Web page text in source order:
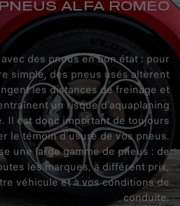
PNEUS ALFA ROMEO
des pneus en bon état : pour
simple, des pneus usés altèrent
les distances de freinage et
un risque d'aquaplaning
Il est donc important de toujours
le témoin d'usure de vos pneus.
une large gamme de pneus : de
les marques, à différent prix,
véhicule et à vos conditions de
conduite.